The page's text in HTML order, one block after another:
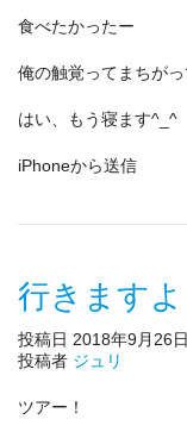
食べたかったー
俺の触覚ってまちが
はい、もう寝ます^_^
iPhoneから送信
行きますよ
投稿日 2018年9月26
投稿者 ジュリ
ツアー！